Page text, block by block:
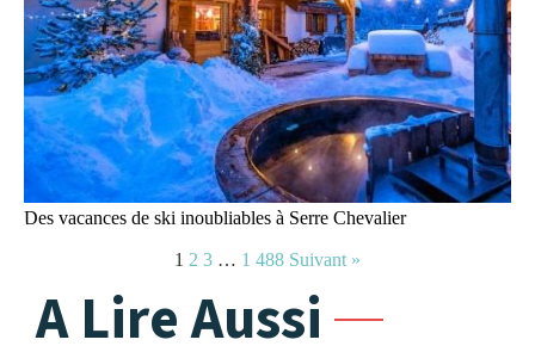
Des vacances de ski inoubliables à Serre Chevalier
1 2 3 … 1 488 Suivant »
A Lire Aussi